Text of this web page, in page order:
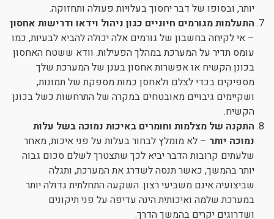
יותר, ובסופו של דבר יחסוך בעלויות פעולה ותחזוקה.
התעלמות מגורמים חיוניים כגון ניהול וידאו ודרישות אחסון
– אי לקיחה בחשבון של גורמים אלה יכולה להביא לבעיות, כמו
עומס תדיר על המערכת במהלך הפעילות. וודא ששטח האחסון
בכונן הקשיח או אפשרות אחסון בענן של המערכת שלך
מספיקים בכדי לצלם ולאחסן כמות מספקת של תמונות,
ושקיימים גיבויים מאובטחים במקרה של התרחשות כשל בכונן
הקשיח.
התקנה של מצלמות וחומרים באיכות נמוכה בשל עלות
נמוכה יותר – לא מומלץ לבחור בעלות על פני איכות, מאחר
שלעתים קרובות הדבר יביא לכך שתצטרך לשלם סכום גבוה
יותר בהמשך, כאשר תנסה לשדרג את המערכת, ותגלה
שביצועיה אינם משביעי רצון. השקעה התחלתית גדולה יותר
במערכת שלמה ואיכותית הינה עדיפה על פני תיקונים
ושדרוגים יקרים בהמשך הדרך.